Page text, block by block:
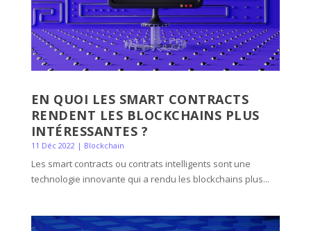
EN QUOI LES SMART CONTRACTS
RENDENT LES BLOCKCHAINS PLUS
INTÉRESSANTES ?
11 Déc 2022 | Blockchain
Les smart contracts ou contrats intelligents sont une
technologie innovante qui a rendu les blockchains plus...